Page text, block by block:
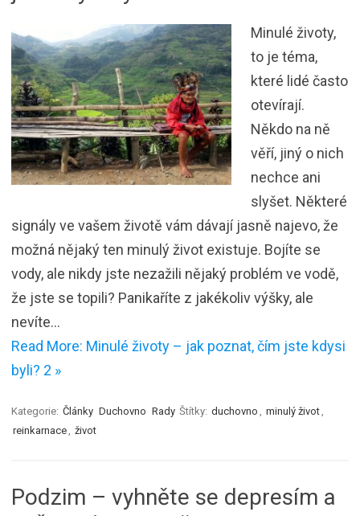
Minulé životy,
to je téma,
které lidé často
otevírají.
Někdo na ně
věří, jiný o nich
nechce ani
slyšet. Některé
signály ve vašem životě vám dávají jasně najevo, že
možná nějaký ten minulý život existuje. Bojíte se
vody, ale nikdy jste nezažili nějaký problém ve vodě,
že jste se topili? Panikaříte z jakékoliv výšky, ale
nevíte…
Read More: Minulé životy – jak poznat, čím jste kdysi
byli? 2 »
Kategorie: Články Duchovno Rady Štítky: duchovno minulý život
reinkarnace
život
Podzim – vyhněte se depresím a